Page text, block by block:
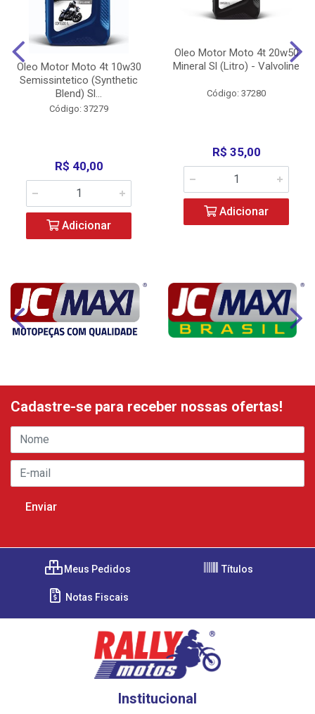
Oleo Motor Moto 4t 10w30
Semissintetico (Synthetic
Blend) Sl...
Código: 37279
R$ 40,00
Adicionar
Oleo Motor Moto 4t 20w50
Mineral Sl (Litro) - Valvoline
Código: 37280
R$ 35,00
Adicionar
Cadastre-se para receber nossas ofertas!
Meus Pedidos Títulos
Notas Fiscais
Institucional